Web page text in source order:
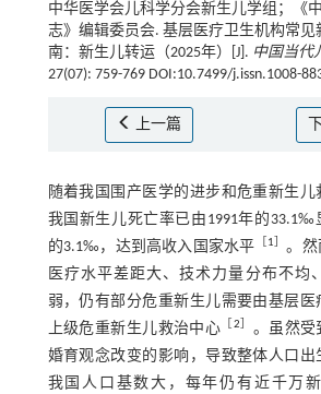
中华医学会儿科学分会新生儿学组；《
志》编辑委员会. 基层医疗卫生机构常见
南：新生儿转运（2025年）[J]. 中国当代
27(07): 759-769 DOI:10.7499/j.issn.1008-
上一篇
随着我国围产医学的进步和危重新生儿
我国新生儿死亡率已由1991年的33.1‰
的3.1‰，达到高收入国家水平
1
。然
医疗水平差距大、技术力量分布不均
弱，仍有部分危重新生儿需要由基层医
上级危重新生儿救治中心
2
。虽然受
婚育观念改变的影响，导致整体人口出
我国人口基数大，每年仍有近千万